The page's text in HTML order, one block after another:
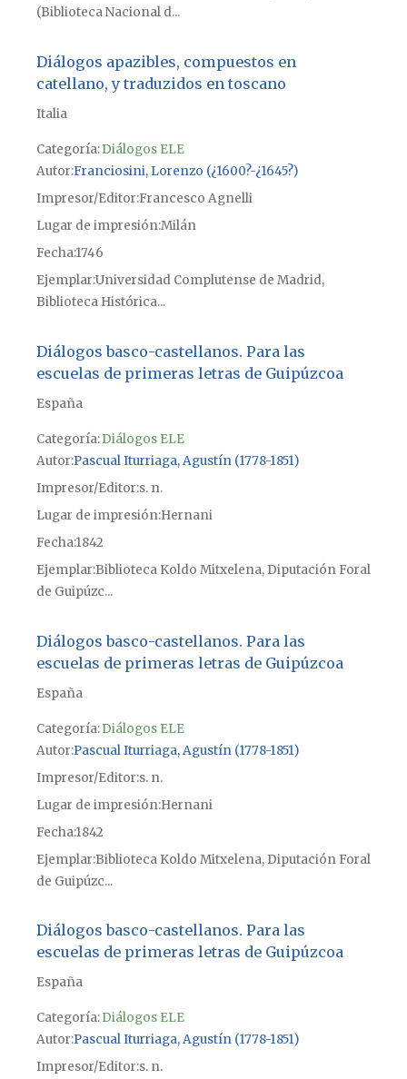
(Biblioteca Nacional d...
Diálogos apazibles, compuestos en
catellano, y traduzidos en toscano
Italia
Categoría:Diálogos ELE
Autor Franciosini, Lorenzo (¿1600?-¿1645?)
Impresor/Editor Francesco Agnelli
Lugar de impresiónMilán
Fecha1746
Ejemplar Universidad Complutense de Madrid,
Biblioteca Histórica...
Diálogos basco-castellanos. Para las
escuelas de primeras letras de Guipúzcoa
España
Categoría:Diálogos ELE
Autor Pascual Iturriaga, Agustín (1778-1851)
Impresor/Editor s. n.
Lugar de impresiónHernani
Fecha1842
Ejemplar Biblioteca Koldo Mitxelena, Diputación Foral
de Guipúzc...
Diálogos basco-castellanos. Para las
escuelas de primeras letras de Guipúzcoa
España
Categoría:Diálogos ELE
Autor Pascual Iturriaga, Agustín (1778-1851)
Impresor/Editor s. n.
Lugar de impresiónHernani
Fecha1842
Ejemplar Biblioteca Koldo Mitxelena, Diputación Foral
de Guipúzc...
Diálogos basco-castellanos. Para las
escuelas de primeras letras de Guipúzcoa
España
Categoría:Diálogos ELE
Autor Pascual Iturriaga, Agustín (1778-1851)
Impresor/Editor s. n.